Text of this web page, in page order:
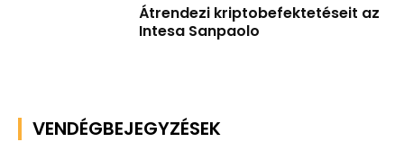
Átrendezi kriptobefektetéseit az
Intesa Sanpaolo
VENDÉGBEJEGYZÉSEK